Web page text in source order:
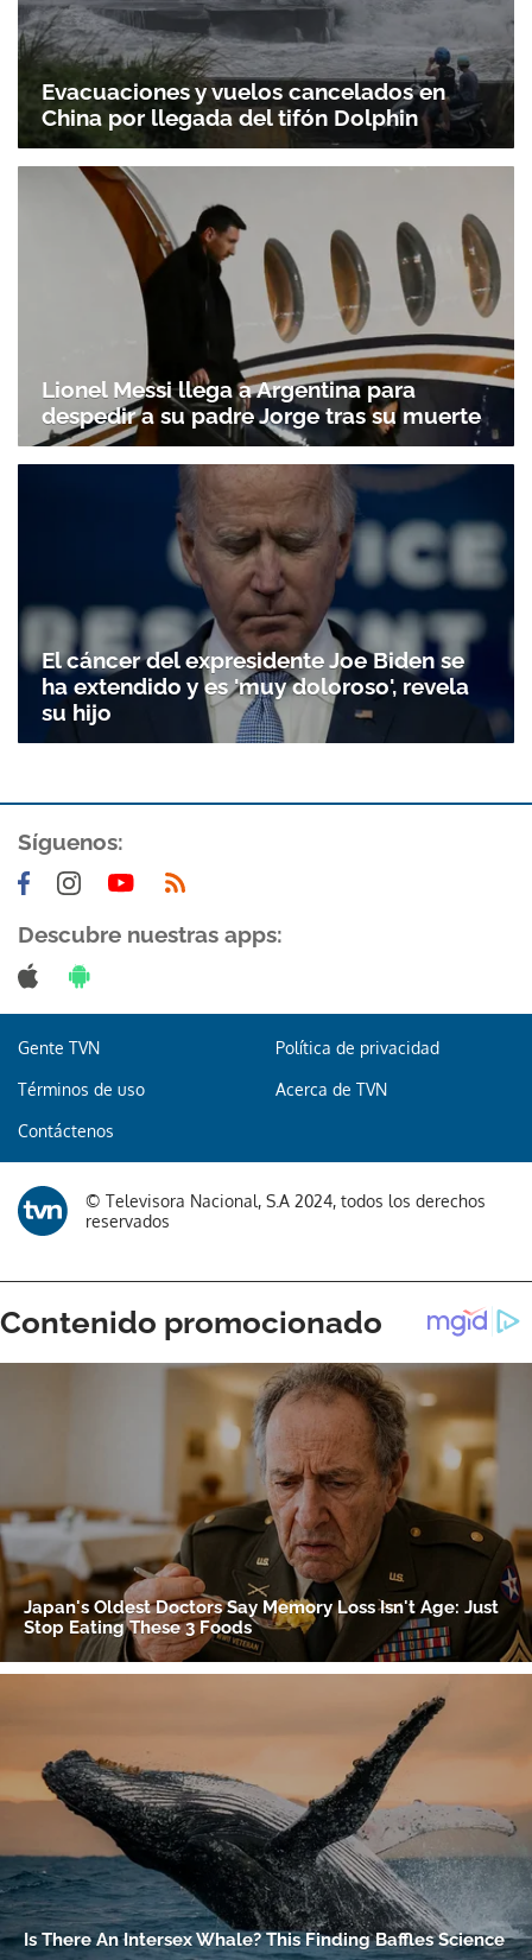
Gracias por suscribirte a nuestro boletín.
ACEPTAR
Evacuaciones y vuelos cancelados en
China por llegada del tifón Dolphin
Lionel Messi llega a Argentina para
despedir a su padre Jorge tras su muerte
El cáncer del expresidente Joe Biden se
ha extendido y es 'muy doloroso', revela
su hijo
Síguenos:
Descubre nuestras apps:
Gente TVN Política de privacidad
Términos de uso Acerca de TVN
Contáctenos
© Televisora Nacional, S.A 2024, todos los derechos
reservados